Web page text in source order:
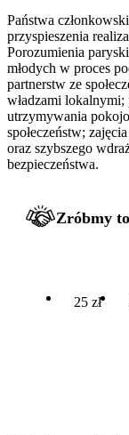
Państwa
przyspieszenia
Porozumienia
młodych w proces
partnerstw ze
władzami
utrzymywania
społeczeństw;
oraz szybszego
bezpieczeństwa.
Zróbmy
25 zł